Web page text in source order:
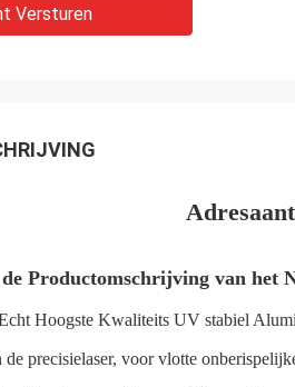
Versturen
Productomschrijving van het
Hoogste Kwaliteits UV stabiel
precisielaser, voor vlotte